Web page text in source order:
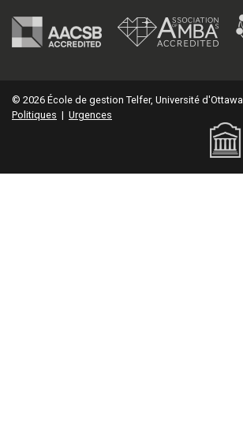
© 2026 École de gestion Telfer, Université d'Ottawa
Politiques | Urgences